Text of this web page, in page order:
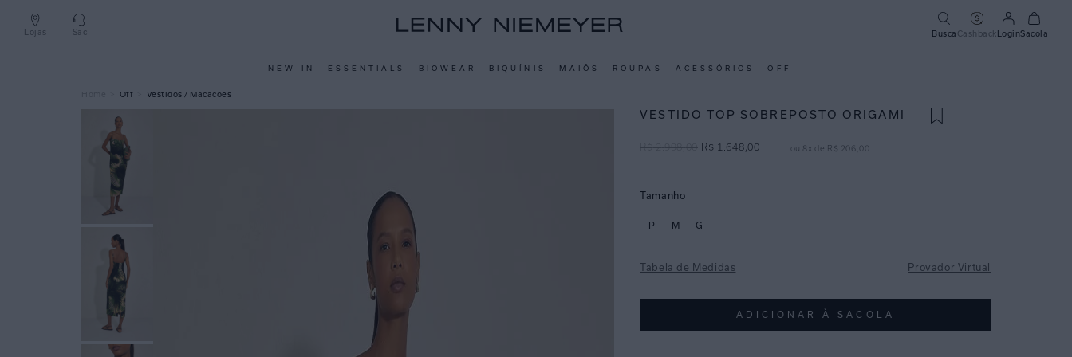
Lojas Sac Busca CashbackLoginSacola
NEW IN ESSENTIALS BIOWEAR BIQUÍNIS MAIÔS ROUPAS ACESSÓRIOS OFF
Off Vestidos / Macacões
VESTIDO TOP SOBREPOSTO ORIGAMI
R$ 2.998,00 R$ 1 648 ,00 ou 8 x de R$ 206 00
Tamanho
P M G
Tabela de Medidas Provador Virtual
ADICIONAR À SACOLA